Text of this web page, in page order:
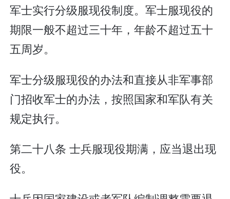
军士实行分级服现役制度。军士服现役的
期限一般不超过三十年，年龄不超过五十
五周岁。
军士分级服现役的办法和直接从非军事部
门招收军士的办法，按照国家和军队有关
规定执行。
第二十八条 士兵服现役期满，应当退出现
役。